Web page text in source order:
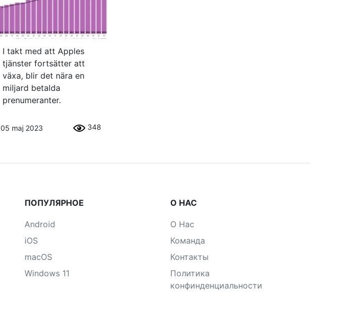
I takt med att Apples
tjänster fortsätter att
växa, blir det nära en
miljard betalda
prenumeranter.
05 maj 2023 348
ПОПУЛЯРНОЕ
Android
iOS
macOS
Windows 11
О НАС
О Нас
Команда
Контакты
Политика
конфинденциальности